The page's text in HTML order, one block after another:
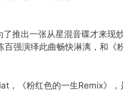
了推出一张从星混音碟才来现
强演绎此曲畅快淋漓，和《
，《粉红色的一生Remix》